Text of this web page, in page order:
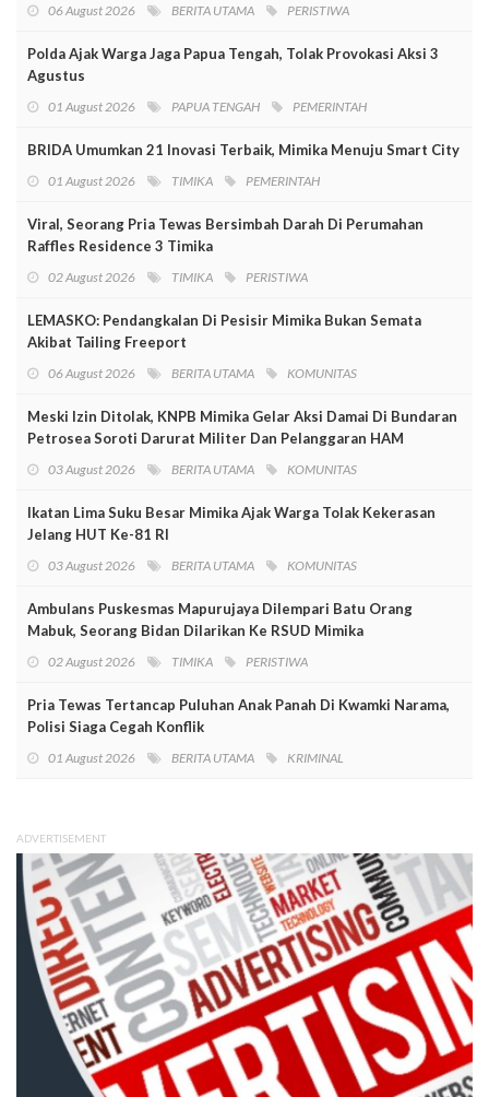
06 August 2026 BERITA UTAMA PERISTIWA
Polda Ajak Warga Jaga Papua Tengah, Tolak Provokasi Aksi 3
Agustus
01 August 2026 PAPUA TENGAH PEMERINTAH
BRIDA Umumkan 21 Inovasi Terbaik, Mimika Menuju Smart City
01 August 2026 TIMIKA PEMERINTAH
Viral, Seorang Pria Tewas Bersimbah Darah Di Perumahan
Raffles Residence 3 Timika
02 August 2026 TIMIKA PERISTIWA
LEMASKO: Pendangkalan Di Pesisir Mimika Bukan Semata
Akibat Tailing Freeport
06 August 2026 BERITA UTAMA KOMUNITAS
Meski Izin Ditolak, KNPB Mimika Gelar Aksi Damai Di Bundaran
Petrosea Soroti Darurat Militer Dan Pelanggaran HAM
03 August 2026 BERITA UTAMA KOMUNITAS
Ikatan Lima Suku Besar Mimika Ajak Warga Tolak Kekerasan
Jelang HUT Ke-81 RI
03 August 2026 BERITA UTAMA KOMUNITAS
Ambulans Puskesmas Mapurujaya Dilempari Batu Orang
Mabuk, Seorang Bidan Dilarikan Ke RSUD Mimika
02 August 2026 TIMIKA PERISTIWA
Pria Tewas Tertancap Puluhan Anak Panah Di Kwamki Narama,
Polisi Siaga Cegah Konflik
01 August 2026 BERITA UTAMA KRIMINAL
ADVERTISEMENT